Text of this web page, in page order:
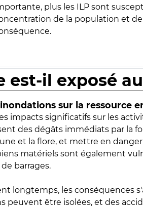
plus les ILP sont
de la population et
est-il exposé
sur la ressource
impacts significatifs sur les
des dégâts immédiats par la
et la flore, et mettre en
matériels sont également
barrages.
longtemps, les conséquences
peuvent être isolées, et des